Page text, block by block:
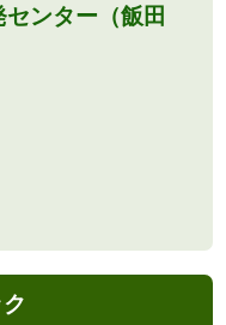
ンター（飯田